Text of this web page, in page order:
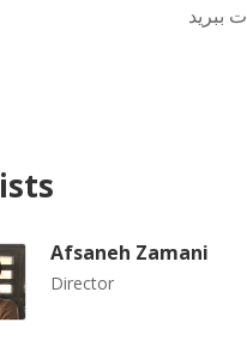
ببرید
Afsaneh Zamani
Director